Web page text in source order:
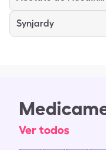
Synjardy
Ver todos